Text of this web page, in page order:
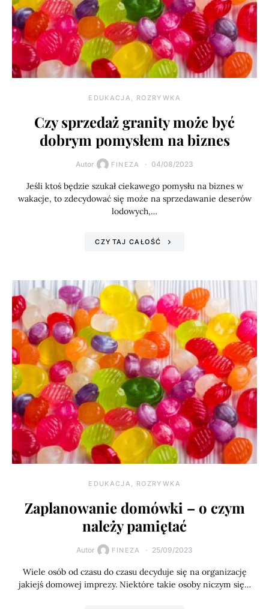
EDUKACJA, ROZRYWKA
Czy sprzedaż granity może być
dobrym pomysłem na biznes
Autor FINEZA 04/08/2023
Jeśli ktoś będzie szukał ciekawego pomysłu na biznes w
wakacje, to zdecydować się może na sprzedawanie deserów
lodowych,…
CZYTAJ CAŁOŚĆ
EDUKACJA, ROZRYWKA
Zaplanowanie domówki – o czym
należy pamiętać
Autor FINEZA 25/09/2023
Wiele osób od czasu do czasu decyduje się na organizację
jakiejś domowej imprezy. Niektóre takie osoby niczym się…